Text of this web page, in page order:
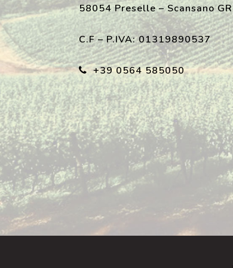
58054 Preselle – Scansano GR
C.F – P.IVA: 01319890537
+39 0564 585050